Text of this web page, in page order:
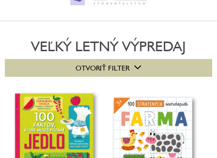
VEĽKÝ LETNÝ VÝPREDAJ
ý
OTVORIŤ FILTER